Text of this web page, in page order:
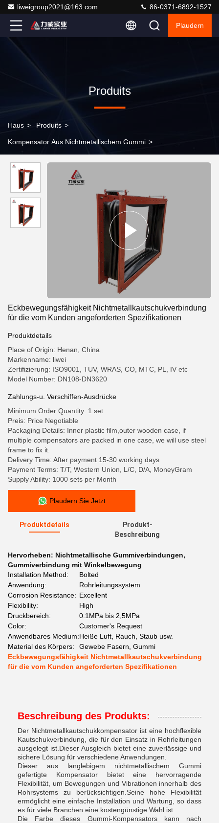
liweigroup2021@163.com 86-0371-6892-1527
Plaudern
Produits
Haus > Produits >
Kompensator Aus Nichtmetallischem Gummi >
vom Kunden angeforderten Spezifikationen
Eckbewegungsfähigkeit Nichtmetallkautschukverbindung
für die vom Kunden angeforderten Spezifikationen
Produktdetails
Place of Origin: Henan, China
Markenname: liwei
Zertifizierung: ISO9001, TUV, WRAS, CO, MTC, PL, IV etc
Model Number: DN108-DN3620
Zahlungs-u. Verschiffen-Ausdrücke
Minimum Order Quantity: 1 set
Preis: Price Negotiable
Packaging Details: Inner plastic film,outer wooden case, if
multiple compensators are packed in one case, we will use steel
frame to fix it.
Delivery Time: After payment 15-30 working days
Payment Terms: T/T, Western Union, L/C, D/A, MoneyGram
Supply Ability: 1000 sets per Month
Plaudern Sie Jetzt
Produktdetails
Produkt-
Beschreibung
Hervorheben: Nichtmetallische Gummiverbindungen,
Gummiverbindung mit Winkelbewegung
Installation Method:
Bolted
Anwendung:
Rohrleitungssystem
Corrosion Resistance: Excellent
Flexibility:
High
Druckbereich:
0.1MPa bis 2,5MPa
Color:
Customer's Request
Anwendbares Medium:Heiße Luft, Rauch, Staub usw.
Material des Körpers:
Gewebe Fasern, Gummi
Eckbewegungsfähigkeit Nichtmetallkautschukverbindung
für die vom Kunden angeforderten Spezifikationen
Beschreibung des Produkts:
Der Nichtmetallkautschukkompensator ist eine hochflexible
Kautschukverbindung, die für den Einsatz in Rohrleitungen
ausgelegt ist.Dieser Ausgleich bietet eine zuverlässige und
sichere Lösung für verschiedene Anwendungen.
Dieser aus langlebigem nichtmetallischem Gummi
gefertigte Kompensator bietet eine hervorragende
Flexibilität, um Bewegungen und Vibrationen innerhalb des
Rohrsystems zu berücksichtigen.Seine hohe Flexibilität
ermöglicht eine einfache Installation und Wartung, so dass
es für viele Branchen eine kostengünstige Wahl ist.
Die Farbe dieses Gummi-Kompensators kann nach